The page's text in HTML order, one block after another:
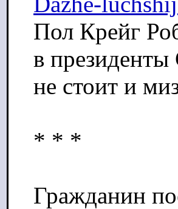
Пол Крейг
в
не стоит и
* * *
Гражданин